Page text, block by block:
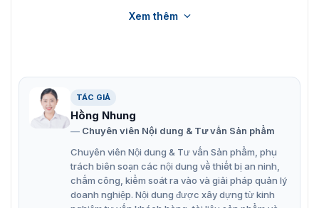
Hỗ trợ phát hiện con người và xe cộ
Công nghệ nén H.265+ hiệu quả
Hỗ trợ lưu trữ trên bo mạch lên đến 256GB (khe cắm
thẻ SD) (Tùy chọn)
Micrô tích hợp cho bảo mật âm thanh thời gian thực
(Tùy chọn)
Phát hiện chuyển động (hỗ trợ kích hoạt báo động
Xem thêm
TÁC GIẢ
Hồng Nhung
Chuyên viên Nội dung & Tư vấn Sản phẩm
Chuyên viên Nội dung & Tư vấn Sản phẩm, phụ
trách biên soạn các nội dung về thiết bị an ninh,
chấm công, kiểm soát ra vào và giải pháp quản lý
doanh nghiệp. Nội dung được xây dựng từ kinh